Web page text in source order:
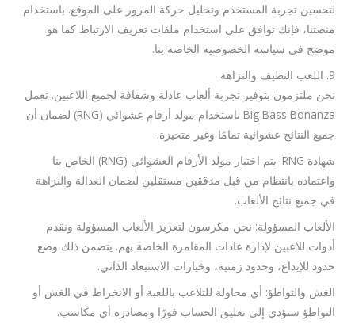
لتحسين تجربة المستخدم وتحليل حركة المرور على الموقع. باستخدام
منصتنا، فإنك توافق على استخدام ملفات تعريف الارتباط كما هو
موضح في سياسة الخصوصية الخاصة بنا.
9. اللعب النظيف والنزاهة
نحن ملتزمون بتوفير تجربة ألعاب عادلة وشفافة لجميع اللاعبين. تعمل
Big Bass Bonanza باستخدام مولد أرقام عشوائي (RNG) لضمان أن
جميع النتائج عشوائية تمامًا وغير متحيزة.
شهادة RNG: يتم اختبار مولد الأرقام العشوائي (RNG) الخاص بنا
واعتماده بانتظام من قبل مدققين مستقلين لضمان العدالة والنزاهة
في جميع نتائج الألعاب.
الألعاب المسؤولة: نحن مكرسون لتعزيز الألعاب المسؤولة ونقدم
أدوات للاعبين لإدارة عادات المقامرة الخاصة بهم. يتضمن ذلك وضع
حدود للإيداع، وحدود زمنية، وخيارات الاستبعاد الذاتي.
الغش والتواطؤ: أي محاولة للتلاعب باللعبة أو الانخراط في الغش أو
التواطؤ ستؤدي إلى تعليق الحساب فورًا ومصادرة أي مكاسب.